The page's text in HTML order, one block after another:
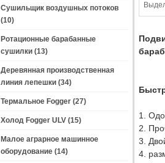
Сушильщик воздушных потоков
(10)
Ротационные барабанные
сушилки (13)
Деревянная производственная
линия лепешки (34)
Термальное Fogger (27)
Холод Fogger ULV (15)
Малое аграрное машинное
оборудование (14)
1.
2.
3.
4.